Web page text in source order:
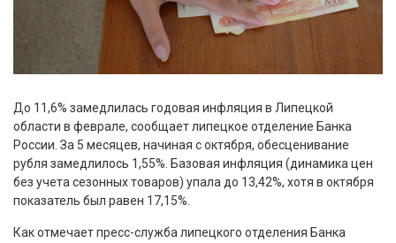
До 11,6% замедлилась годовая инфляция в Липецкой
области в феврале, сообщает липецкое отделение Банка
России. За 5 месяцев, начиная с октября, обесценивание
рубля замедлилось 1,55%. Базовая инфляция (динамика цен
без учета сезонных товаров) упала до 13,42%, хотя в октября
показатель был равен 17,15%.
Как отмечает пресс-служба липецкого отделения Банка